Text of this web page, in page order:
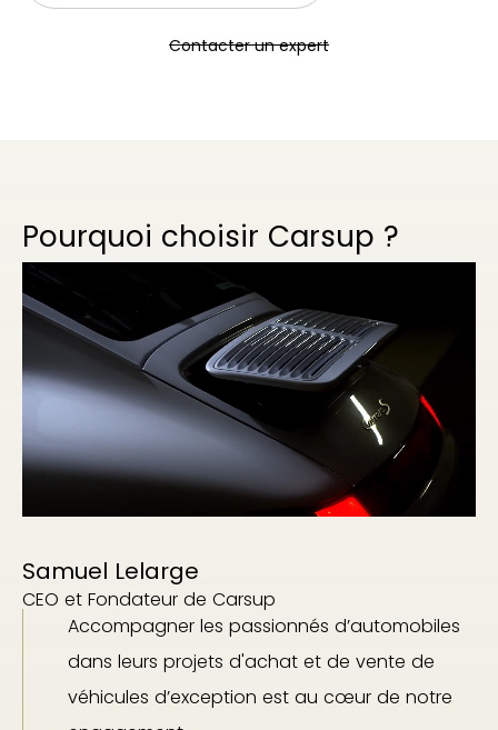
Contacter un expert
Pourquoi choisir Carsup ?
Samuel Lelarge
CEO et Fondateur de Carsup
Accompagner les passionnés d’automobiles
dans leurs projets d'achat et de vente de
véhicules d’exception est au cœur de notre